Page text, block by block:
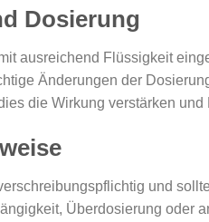
Dosierung
ausreichend Flüssigkeit
Änderungen der
die Wirkung verstärken
und
Überdosierung oder